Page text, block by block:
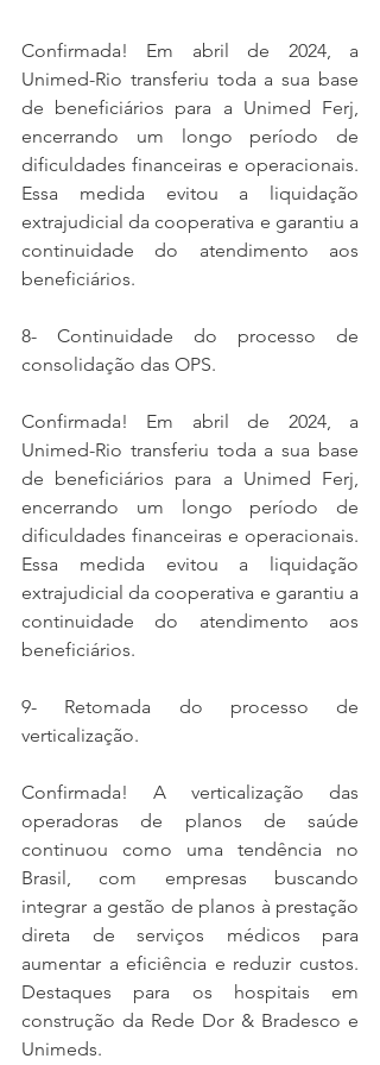
Confirmada! Em abril de 2024, a
Unimed-Rio transferiu toda a sua base
de beneficiários para a Unimed Ferj,
encerrando um longo período de
dificuldades financeiras e operacionais.
Essa medida evitou a liquidação
extrajudicial da cooperativa e garantiu a
continuidade do atendimento aos
beneficiários.
8- Continuidade do processo de
consolidação das OPS.
Confirmada! Em abril de 2024, a
Unimed-Rio transferiu toda a sua base
de beneficiários para a Unimed Ferj,
encerrando um longo período de
dificuldades financeiras e operacionais.
Essa medida evitou a liquidação
extrajudicial da cooperativa e garantiu a
continuidade do atendimento aos
beneficiários.
9- Retomada do processo de
verticalização.
Confirmada! A verticalização das
operadoras de planos de saúde
continuou como uma tendência no
Brasil, com empresas buscando
integrar a gestão de planos à prestação
direta de serviços médicos para
aumentar a eficiência e reduzir custos.
Destaques para os hospitais em
construção da Rede Dor & Bradesco e
Unimeds.